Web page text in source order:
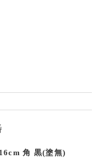
角 黒(塗無)